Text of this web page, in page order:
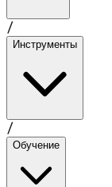
/
Инструменты
/
Обучение